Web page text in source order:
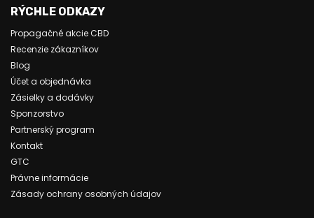
RÝCHLE ODKAZY
Propagačné akcie CBD
Recenzie zákazníkov
Blog
Účet a objednávka
Zásielky a dodávky
Sponzorstvo
Partnerský program
Kontakt
GTC
Právne informácie
Zásady ochrany osobných údajov